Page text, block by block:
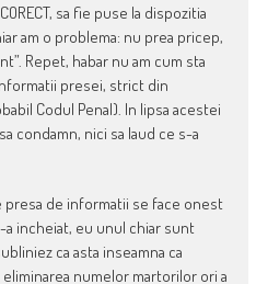
sa fie puse la dispozitia
am o problema: nu prea pricep,
Repet, habar nu am cum sta
presei, strict din
Codul Penal). In lipsa acestei
condamn, nici sa laud ce s-a
presa de informatii se face onest
incheiat, eu unul chiar sunt
ca asta inseamna ca
numelor martorilor ori a